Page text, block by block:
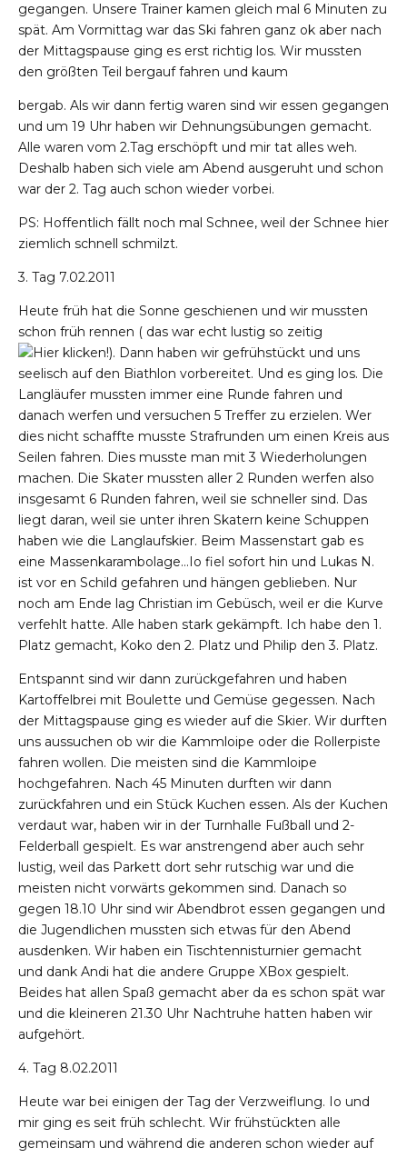
gegangen. Unsere Trainer kamen gleich mal 6 Minuten zu
spät. Am Vormittag war das Ski fahren ganz ok aber nach
der Mittagspause ging es erst richtig los. Wir mussten
den größten Teil bergauf fahren und kaum
bergab. Als wir dann fertig waren sind wir essen gegangen
und um 19 Uhr haben wir Dehnungsübungen gemacht.
Alle waren vom 2.Tag erschöpft und mir tat alles weh.
Deshalb haben sich viele am Abend ausgeruht und schon
war der 2. Tag auch schon wieder vorbei.
PS: Hoffentlich fällt noch mal Schnee, weil der Schnee hier
ziemlich schnell schmilzt.
3. Tag 7.02.2011
Heute früh hat die Sonne geschienen und wir mussten
schon früh rennen ( das war echt lustig so zeitig
). Dann haben wir gefrühstückt und uns
seelisch auf den Biathlon vorbereitet. Und es ging los. Die
Langläufer mussten immer eine Runde fahren und
danach werfen und versuchen 5 Treffer zu erzielen. Wer
dies nicht schaffte musste Strafrunden um einen Kreis aus
Seilen fahren. Dies musste man mit 3 Wiederholungen
machen. Die Skater mussten aller 2 Runden werfen also
insgesamt 6 Runden fahren, weil sie schneller sind. Das
liegt daran, weil sie unter ihren Skatern keine Schuppen
haben wie die Langlaufskier. Beim Massenstart gab es
eine Massenkarambolage…Io fiel sofort hin und Lukas N.
ist vor en Schild gefahren und hängen geblieben. Nur
noch am Ende lag Christian im Gebüsch, weil er die Kurve
verfehlt hatte. Alle haben stark gekämpft. Ich habe den 1.
Platz gemacht, Koko den 2. Platz und Philip den 3. Platz.
Entspannt sind wir dann zurückgefahren und haben
Kartoffelbrei mit Boulette und Gemüse gegessen. Nach
der Mittagspause ging es wieder auf die Skier. Wir durften
uns aussuchen ob wir die Kammloipe oder die Rollerpiste
fahren wollen. Die meisten sind die Kammloipe
hochgefahren. Nach 45 Minuten durften wir dann
zurückfahren und ein Stück Kuchen essen. Als der Kuchen
verdaut war, haben wir in der Turnhalle Fußball und 2-
Felderball gespielt. Es war anstrengend aber auch sehr
lustig, weil das Parkett dort sehr rutschig war und die
meisten nicht vorwärts gekommen sind. Danach so
gegen 18.10 Uhr sind wir Abendbrot essen gegangen und
die Jugendlichen mussten sich etwas für den Abend
ausdenken. Wir haben ein Tischtennisturnier gemacht
und dank Andi hat die andere Gruppe XBox gespielt.
Beides hat allen Spaß gemacht aber da es schon spät war
und die kleineren 21.30 Uhr Nachtruhe hatten haben wir
aufgehört.
4. Tag 8.02.2011
Heute war bei einigen der Tag der Verzweiflung. Io und
mir ging es seit früh schlecht. Wir frühstückten alle
gemeinsam und während die anderen schon wieder auf